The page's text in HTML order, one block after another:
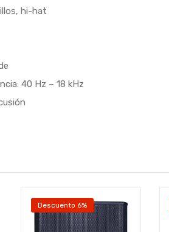
hi-hat
40 Hz – 18 kHz
Descuento 6%